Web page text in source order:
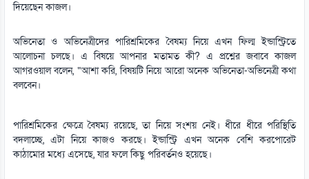
দিয়েছেন কাজল।
অভিনেতা ও অভিনেত্রীদের পারিশ্রমিকের বৈষম্য নিয়ে এখন ফিল্ম ইন্ডাস্ট্রিতে
আলোচনা চলছে। এ বিষয়ে আপনার মতামত কী? এ প্রশ্নের জবাবে কাজল
আগরওয়াল বলেন, “আশা করি, বিষয়টি নিয়ে আরো অনেক অভিনেতা-অভিনেত্রী কথা
বলবেন।
পারিশ্রমিকের ক্ষেত্রে বৈষম্য রয়েছে, তা নিয়ে সংশয় নেই। ধীরে ধীরে পরিস্থিতি
বদলাচ্ছে, এটা নিয়ে কাজও করছে। ইন্ডাস্ট্রি এখন অনেক বেশি করপোরেট
কাঠামোর মধ্যে এসেছে, যার ফলে কিছু পরিবর্তনও হয়েছে।